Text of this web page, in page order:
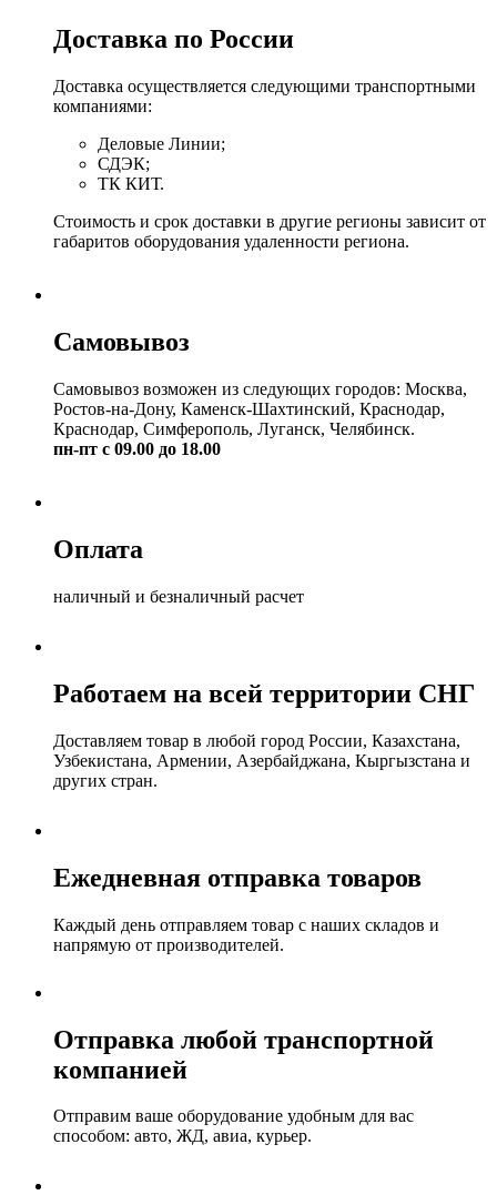
Доставка по России
Доставка осуществляется следующими транспортными
компаниями:
Деловые Линии;
СДЭК;
ТК КИТ.
Стоимость и срок доставки в другие регионы зависит от
габаритов оборудования удаленности региона.
Самовывоз
Самовывоз возможен из следующих городов: Москва,
Ростов-на-Дону, Каменск-Шахтинский, Краснодар,
Краснодар, Симферополь, Луганск, Челябинск.
пн-пт с 09.00 до 18.00
Оплата
наличный и безналичный расчет
Работаем на всей территории СНГ
Доставляем товар в любой город России, Казахстана,
Узбекистана, Армении, Азербайджана, Кыргызстана и
других стран.
Ежедневная отправка товаров
Каждый день отправляем товар с наших складов и
напрямую от производителей.
Отправка любой транспортной
компанией
Отправим ваше оборудование удобным для вас
способом: авто, ЖД, авиа, курьер.